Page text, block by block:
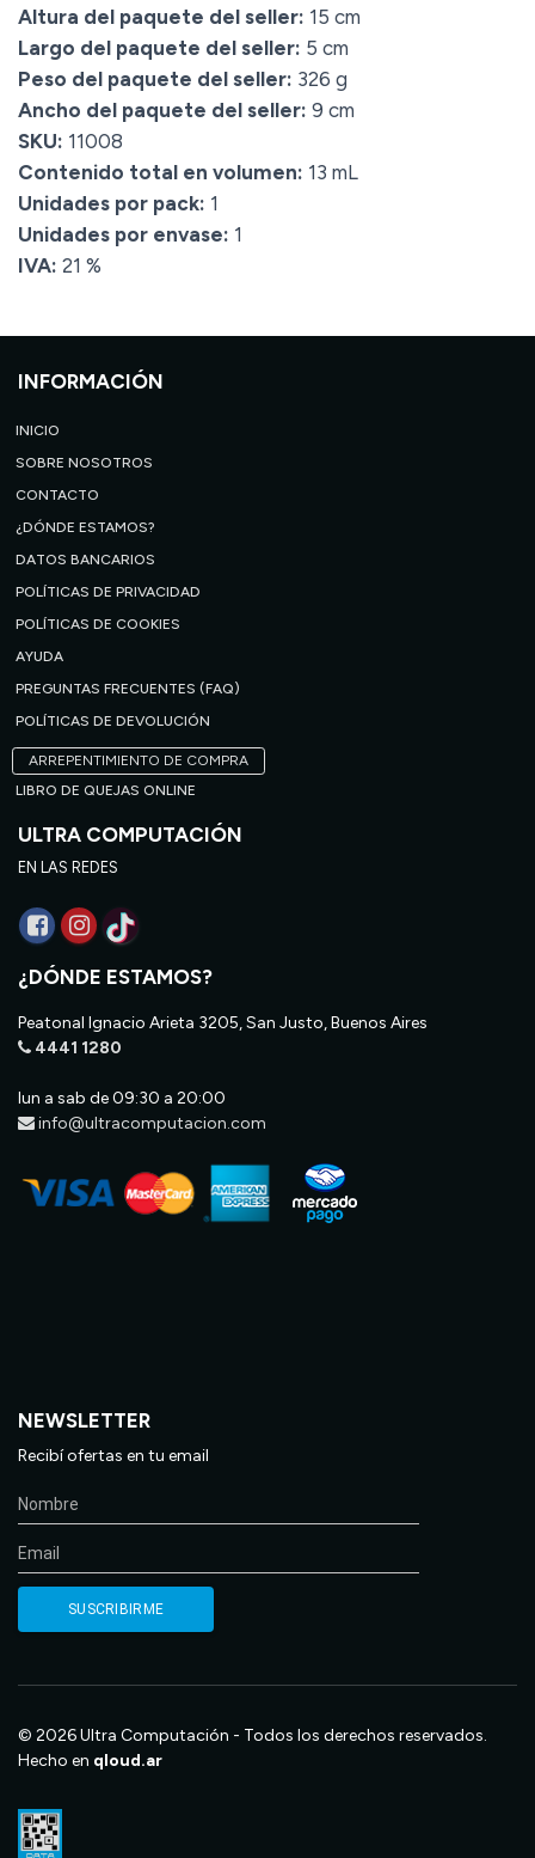
Altura del paquete del seller: 15 cm
Largo del paquete del seller: 5 cm
Peso del paquete del seller: 326 g
Ancho del paquete del seller: 9 cm
SKU: 11008
Contenido total en volumen: 13 mL
Unidades por pack: 1
Unidades por envase: 1
IVA: 21 %
INFORMACIÓN
INICIO
SOBRE NOSOTROS
CONTACTO
¿DÓNDE ESTAMOS?
DATOS BANCARIOS
POLÍTICAS DE PRIVACIDAD
POLÍTICAS DE COOKIES
AYUDA
PREGUNTAS FRECUENTES (FAQ)
POLÍTICAS DE DEVOLUCIÓN
ARREPENTIMIENTO DE COMPRA
LIBRO DE QUEJAS ONLINE
ULTRA COMPUTACIÓN
EN LAS REDES
¿DÓNDE ESTAMOS?
Peatonal Ignacio Arieta 3205, San Justo, Buenos Aires
4441 1280
lun a sab de 09:30 a 20:00
info@ultracomputacion.com
NEWSLETTER
Recibí ofertas en tu email
© 2026 Ultra Computación - Todos los derechos reservados.
Hecho en qloud.ar